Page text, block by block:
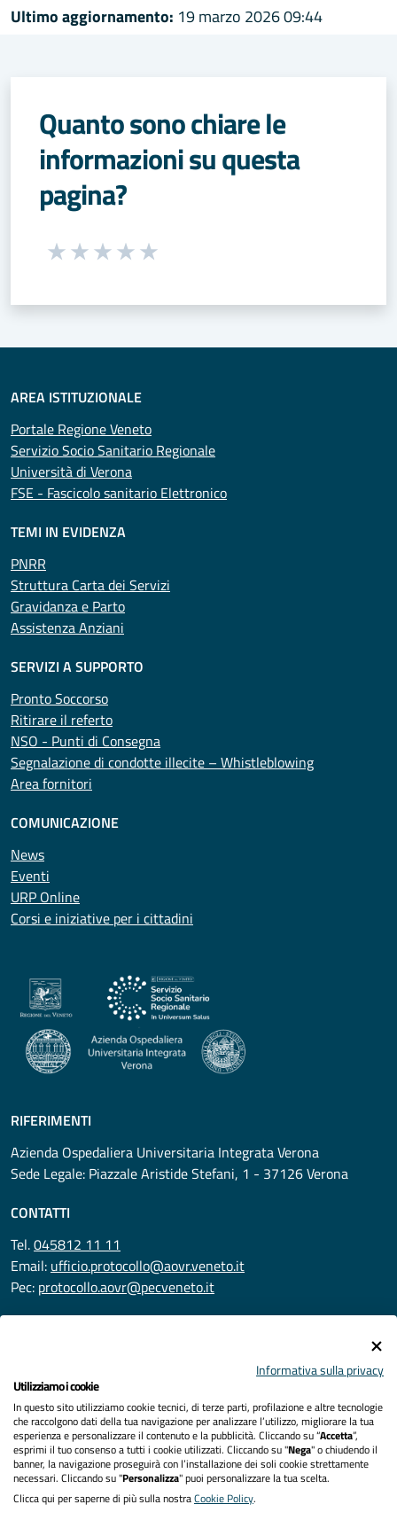
Ultimo aggiornamento: 19 marzo 2026 09:44
Quanto sono chiare le
informazioni su questa
pagina?
Seleziona una valutazione da 1 a 5 stelle
AREA ISTITUZIONALE
Portale Regione Veneto
Servizio Socio Sanitario Regionale
Università di Verona
FSE - Fascicolo sanitario Elettronico
TEMI IN EVIDENZA
PNRR
Struttura Carta dei Servizi
Gravidanza e Parto
Assistenza Anziani
SERVIZI A SUPPORTO
Pronto Soccorso
Ritirare il referto
NSO - Punti di Consegna
Segnalazione di condotte illecite – Whistleblowing
Area fornitori
COMUNICAZIONE
News
Eventi
URP Online
Corsi e iniziative per i cittadini
RIFERIMENTI
Azienda Ospedaliera Universitaria Integrata Verona
Sede Legale: Piazzale Aristide Stefani, 1 - 37126 Verona
CONTATTI
Tel.045812 11 11
Email: ufficio.protocollo@aovr.veneto.it
Pec: protocollo.aovr@pecveneto.it
Privacy
Accessibilità
Note legali
Informativa sulla privacy
Utilizziamo i cookie
In questo sito utilizziamo cookie tecnici, di terze parti, profilazione e altre tecnologie
che raccolgono dati della tua navigazione per analizzare l’utilizzo, migliorare la tua
esperienza e personalizzare il contenuto e la pubblicità. Cliccando su “Accetta”,
esprimi il tuo consenso a tutti i cookie utilizzati. Cliccando su "Nega" o chiudendo il
banner, la navigazione proseguirà con l’installazione dei soli cookie strettamente
necessari. Cliccando su "Personalizza" puoi personalizzare la tua scelta.
Clicca qui per saperne di più sulla nostraCookie Policy.